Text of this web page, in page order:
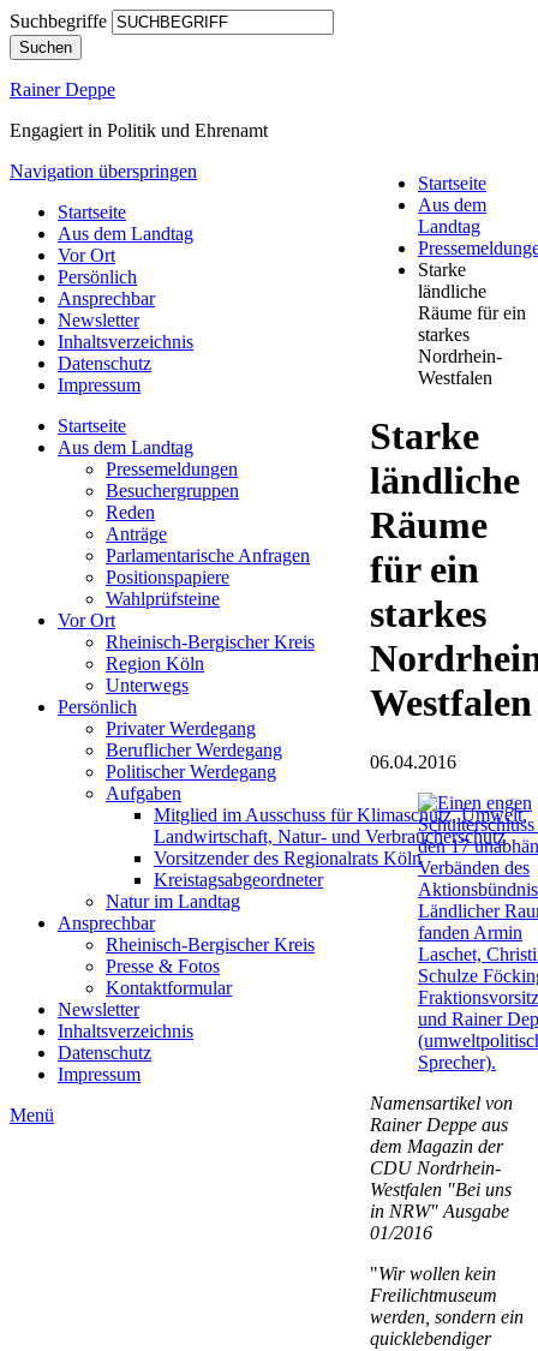
Suchbegriffe
Suchen
Rainer Deppe
Engagiert in Politik und Ehrenamt
Navigation überspringen
Startseite
Aus dem Landtag
Vor Ort
Persönlich
Ansprechbar
Newsletter
Inhaltsverzeichnis
Datenschutz
Impressum
Startseite
Aus dem Landtag
Pressemeldungen
Besuchergruppen
Reden
Anträge
Parlamentarische Anfragen
Positionspapiere
Wahlprüfsteine
Vor Ort
Rheinisch-Bergischer Kreis
Region Köln
Unterwegs
Persönlich
Privater Werdegang
Beruflicher Werdegang
Politischer Werdegang
Aufgaben
Mitglied im Ausschuss für Klimaschutz, Umwelt,
Landwirtschaft, Natur- und Verbraucherschutz
Vorsitzender des Regionalrats Köln
Kreistagsabgeordneter
Natur im Landtag
Ansprechbar
Rheinisch-Bergischer Kreis
Presse & Fotos
Kontaktformular
Newsletter
Inhaltsverzeichnis
Datenschutz
Impressum
Menü
Startseite
Aus dem
Landtag
Starke
ländliche
Räume für ein
starkes
Nordrhein-
Westfalen
Starke
ländliche
Räume
für ein
starkes
Westfalen
06.04.2016
Namensartikel von
Rainer Deppe aus
dem Magazin der
CDU Nordrhein-
Westfalen "Bei uns
in NRW" Ausgabe
01/2016
"Wir wollen kein
Freilichtmuseum
werden, sondern ein
quicklebendiger